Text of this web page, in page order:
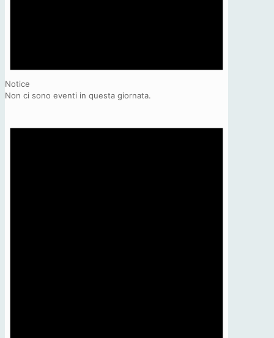
Notice
Non ci sono eventi in questa giornata.